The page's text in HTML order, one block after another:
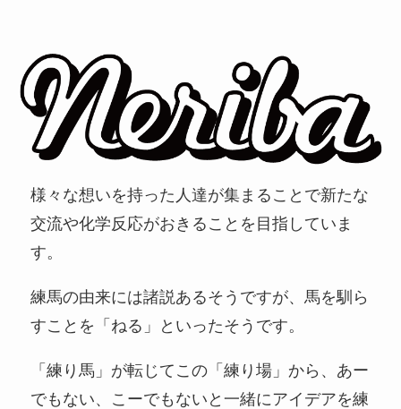
様々な想いを持った人達が集まることで新たな
交流や化学反応がおきることを目指していま
す。
練馬の由来には諸説あるそうですが、馬を馴ら
すことを「ねる」といったそうです。
「練り馬」が転じてこの「練り場」から、あー
でもない、こーでもないと一緒にアイデアを練